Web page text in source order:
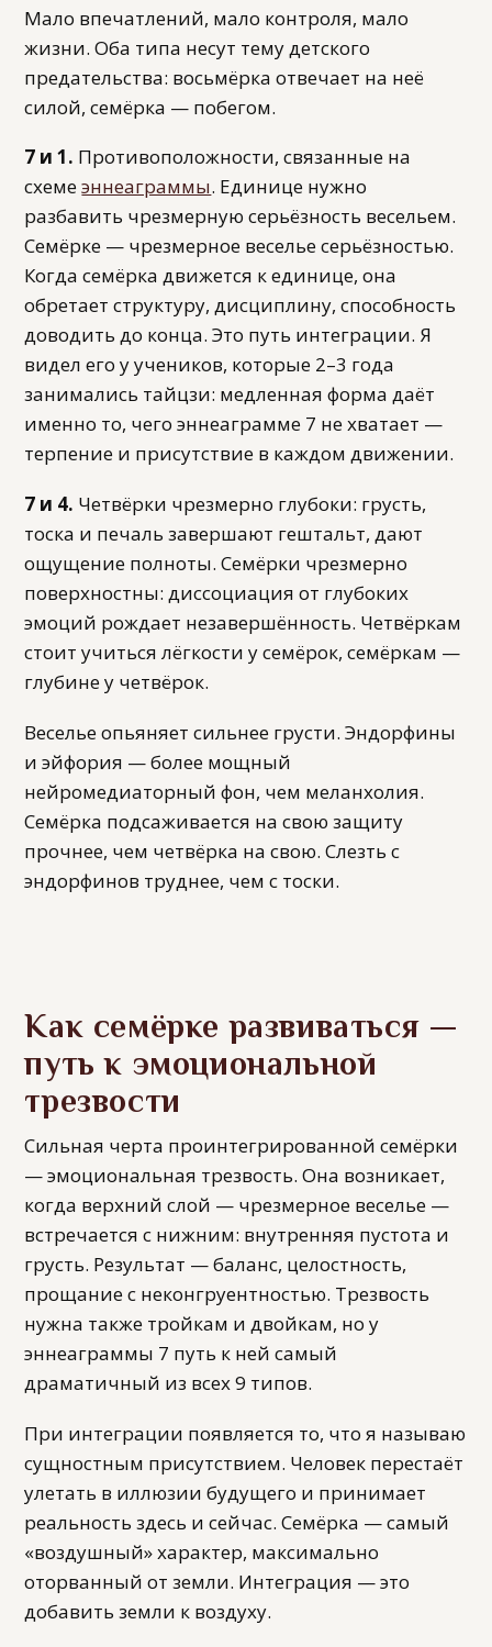
Мало впечатлений, мало контроля, мало
жизни. Оба типа несут тему детского
предательства: восьмёрка отвечает на неё
силой, семёрка — побегом.
7 и 1. Противоположности, связанные на
схемеэннеаграммы. Единице нужно
разбавить чрезмерную серьёзность весельем.
Семёрке — чрезмерное веселье серьёзностью.
Когда семёрка движется к единице, она
обретает структуру, дисциплину, способность
доводить до конца. Это путь интеграции. Я
видел его у учеников, которые 2–3 года
занимались тайцзи: медленная форма даёт
именно то, чего эннеаграмме 7 не хватает —
терпение и присутствие в каждом движении.
7 и 4. Четвёрки чрезмерно глубоки: грусть,
тоска и печаль завершают гештальт, дают
ощущение полноты. Семёрки чрезмерно
поверхностны: диссоциация от глубоких
эмоций рождает незавершённость. Четвёркам
стоит учиться лёгкости у семёрок, семёркам —
глубине у четвёрок.
Веселье опьяняет сильнее грусти. Эндорфины
и эйфория — более мощный
нейромедиаторный фон, чем меланхолия.
Семёрка подсаживается на свою защиту
прочнее, чем четвёрка на свою. Слезть с
эндорфинов труднее, чем с тоски.
Как семёрке развиваться —
путь к эмоциональной
трезвости
Сильная черта проинтегрированной семёрки
— эмоциональная трезвость. Она возникает,
когда верхний слой — чрезмерное веселье —
встречается с нижним: внутренняя пустота и
грусть. Результат — баланс, целостность,
прощание с неконгруентностью. Трезвость
нужна также тройкам и двойкам, но у
эннеаграммы 7 путь к ней самый
драматичный из всех 9 типов.
При интеграции появляется то, что я называю
сущностным присутствием. Человек перестаёт
улетать в иллюзии будущего и принимает
реальность здесь и сейчас. Семёрка — самый
«воздушный» характер, максимально
оторванный от земли. Интеграция — это
добавить земли к воздуху.